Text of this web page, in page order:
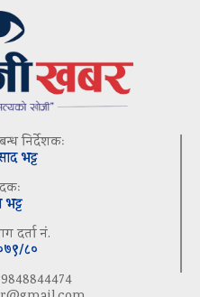
निर्देशकः
भट्ट
दर्ता नं.
८०